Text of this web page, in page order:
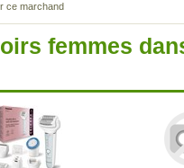
ce marchand
femmes